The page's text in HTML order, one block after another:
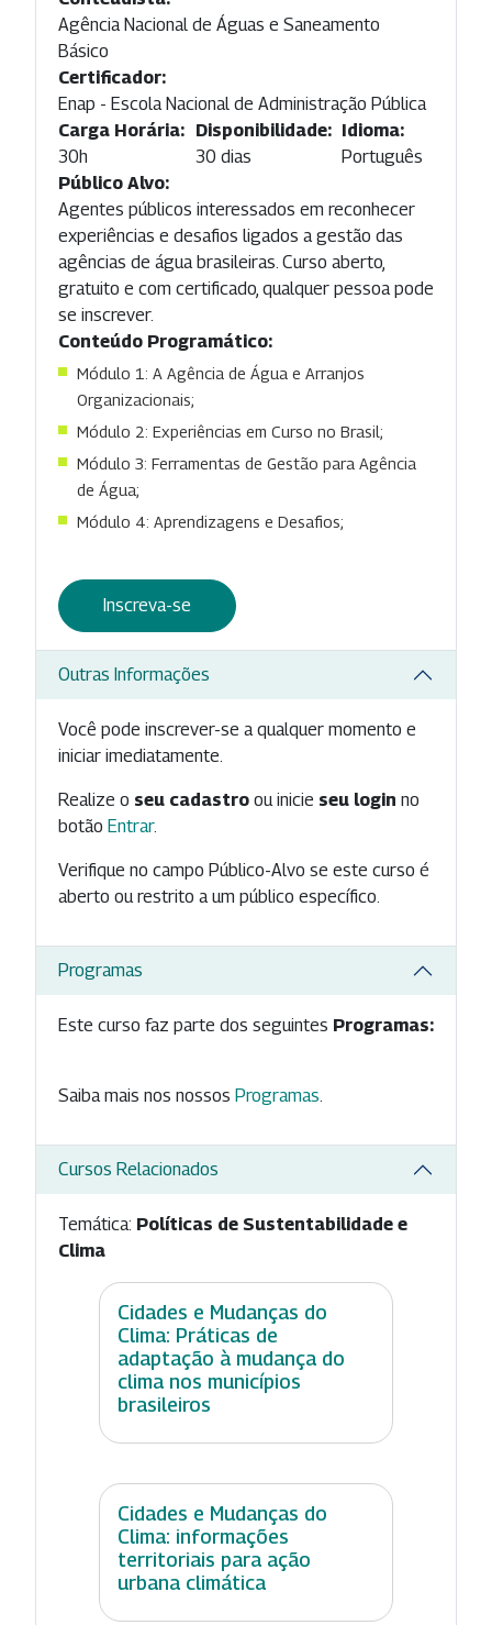
Agência Nacional de Águas e Saneamento
Básico
Certificador:
Enap - Escola Nacional de Administração Pública
Carga Horária:
30h
Disponibilidade:
30 dias
Idioma:
Português
Público Alvo:
Agentes públicos interessados em reconhecer
experiências e desafios ligados a gestão das
agências de água brasileiras. Curso aberto,
gratuito e com certificado, qualquer pessoa pode
se inscrever.
Conteúdo Programático:
Módulo 1: A Agência de Água e Arranjos
Organizacionais;
Módulo 2: Experiências em Curso no Brasil;
Módulo 3: Ferramentas de Gestão para Agência
de Água;
Módulo 4: Aprendizagens e Desafios;
Inscreva-se
Outras Informações
Você pode inscrever-se a qualquer momento e
iniciar imediatamente.
Realize o seu cadastro ou inicie seu login no
botão Entrar.
Verifique no campo Público-Alvo se este curso é
aberto ou restrito a um público específico.
Programas
Este curso faz parte dos seguintes Programas:
Saiba mais nos nossos Programas.
Cursos Relacionados
Temática: Políticas de Sustentabilidade e
Clima
Cidades e Mudanças do
Clima: Práticas de
adaptação à mudança do
clima nos municípios
brasileiros
Cidades e Mudanças do
Clima: informações
territoriais para ação
urbana climática